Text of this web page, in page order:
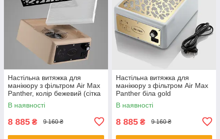
Настільна витяжка для
манікюру з фільтром Air Max
Panther, колір бежевий (сітка
чорна)
В наявності
8 885 ₴ 9 160 ₴
Настільна витяжка для
манікюру з фільтром Air Max
Panther біла gold
В наявності
8 885 ₴ 9 160 ₴